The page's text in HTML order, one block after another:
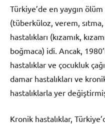
Türkiye’de en yaygın
(tüberküloz, verem,
hastalıkları (kızamık,
boğmaca) idi. Ancak,
hastalıklar ve çocukluk
damar hastalıkları ve
hastalıklarla yer
Kronik hastalıklar,